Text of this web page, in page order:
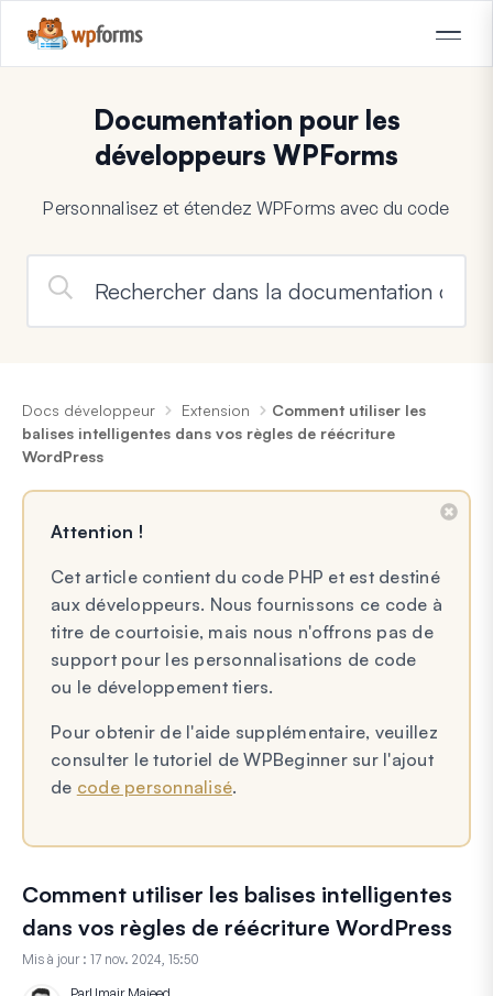
Documentation pour les
développeurs WPForms
Personnalisez et étendez WPForms avec du code
Docs développeur Extension
Comment utiliser les
balises intelligentes dans vos règles de réécriture
WordPress
Attention !
Cet article contient du code PHP et est destiné
aux développeurs. Nous fournissons ce code à
titre de courtoisie, mais nous n'offrons pas de
support pour les personnalisations de code
ou le développement tiers.
Pour obtenir de l'aide supplémentaire, veuillez
consulter le tutoriel de WPBeginner sur l'ajout
de code personnalisé.
Comment utiliser les balises intelligentes
dans vos règles de réécriture WordPress
Mis à jour : 17 nov. 2024, 15:50